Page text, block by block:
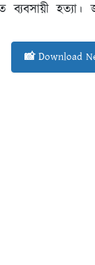
ব্যবসায়ী
📸 Download